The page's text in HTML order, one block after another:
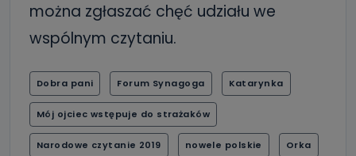
można zgłaszać chęć udziału we
wspólnym czytaniu.
Dobra pani Forum Synagoga Katarynka
Mój ojciec wstępuje do strażaków
Narodowe czytanie 2019 nowele polskie Orka